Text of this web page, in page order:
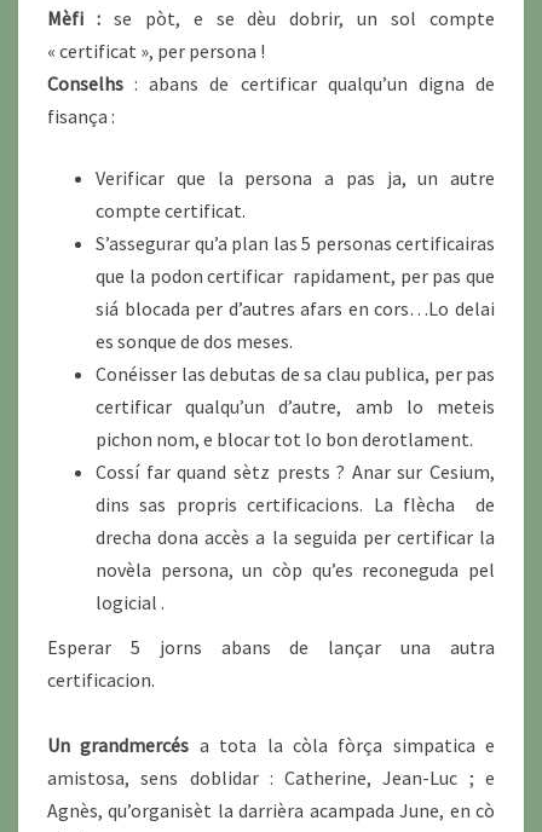
Mèfi :se pòt, e se dèu dobrir, un sol compte
« certificat », per persona !
Conselhs : abans de certificar qualqu’un digna de
fisança :
Verificar que la persona a pas ja, un autre
compte certificat.
S’assegurar qu’a plan las 5 personas certificairas
que la podon certificar rapidament, per pas que
siá blocada per d’autres afars en cors…Lo delai
es sonque de dos meses.
Conéisser las debutas de sa clau publica, per pas
certificar qualqu’un d’autre, amb lo meteis
pichon nom, e blocar tot lo bon derotlament.
Cossí far quand sètz prests ? Anar sur Cesium,
dins sas propris certificacions. La flècha de
drecha dona accès a la seguida per certificar la
novèla persona, un còp qu’es reconeguda pel
logicial .
Esperar 5 jorns abans de lançar una autra
certificacion.
Un grandmercés a tota la còla fòrça simpatica e
amistosa, sens doblidar : Catherine, Jean-Luc ; e
Agnès, qu’organisèt la darrièra acampada June, en cò